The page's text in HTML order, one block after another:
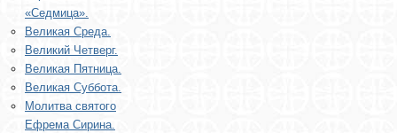
«Седмица».
Великая Среда.
Великий Четверг.
Великая Пятница.
Великая Суббота.
Молитва святого
Ефрема Сирина.